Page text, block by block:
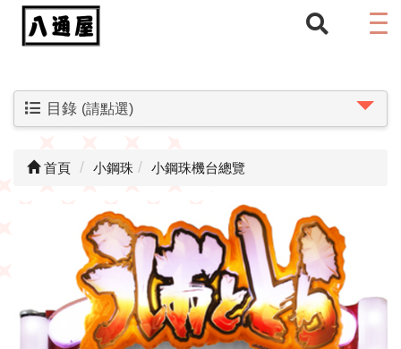
目錄 (請點選)
首頁 小鋼珠 小鋼珠機台總覽